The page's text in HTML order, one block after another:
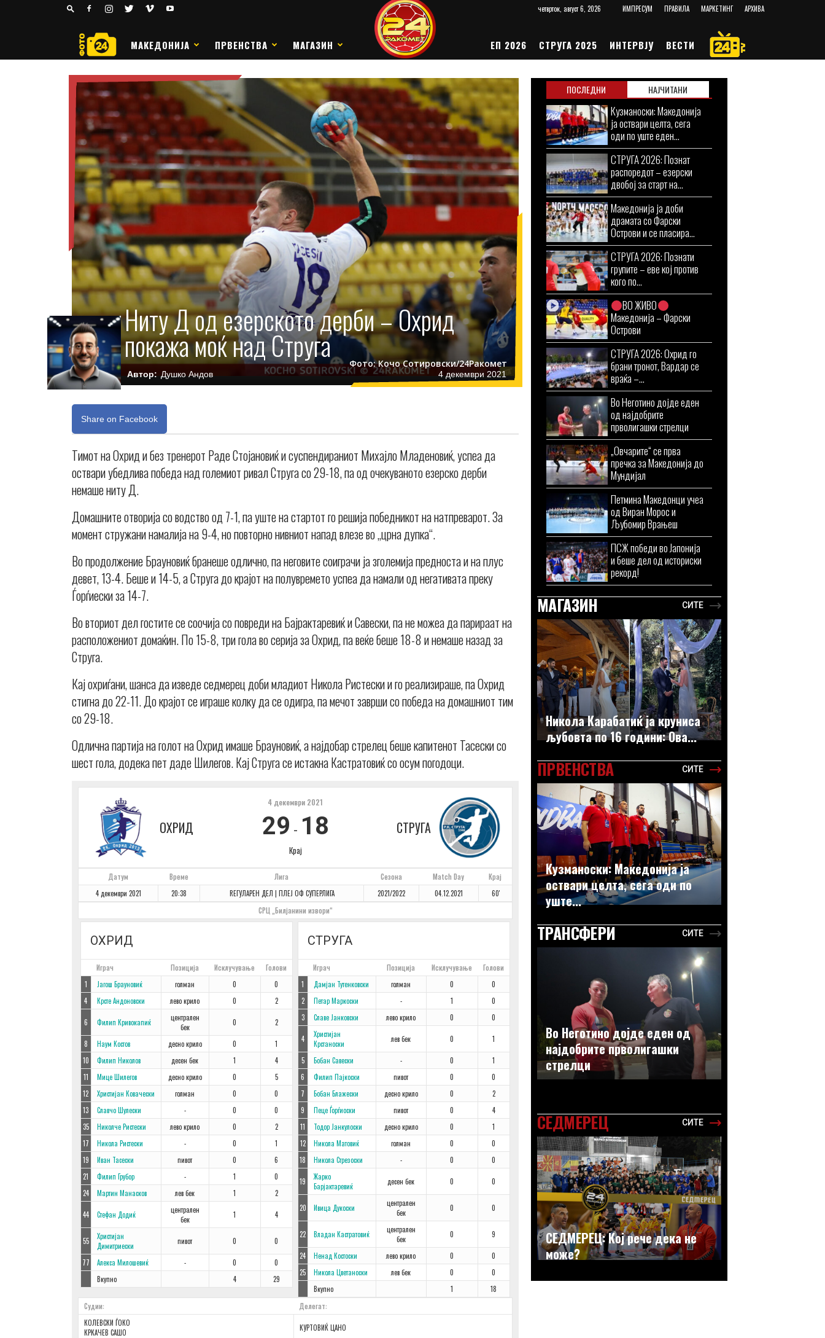
четврток, август 6, 2026 ИМПРЕСУМ ПРАВИЛА МАРКЕТИНГ АРХИВА
РАКОМЕТ
МАКЕДОНИЈА ПРВЕНСТВА МАГАЗИН ЕП 2026 СТРУГА 2025 ИНТЕРВЈУ ВЕСТИ
Ниту Д од езерското дерби – Охрид
покажа моќ над Струга
Автор: Душко Андов 4 декември 2021
Фото: Кочо Сотировски/24Ракомет
Share on Facebook
Тимот на Охрид и без тренерот Раде Стојановиќ и суспендираниот Михајло Младеновиќ, успеа да
оствари убедлива победа над големиот ривал Струга со 29-18, па од очекуваното езерско дерби
немаше ниту Д.
Домашните отворија со водство од 7-1, па уште на стартот го решија победникот на натпреварот. За
момент стружани намалија на 9-4, но повторно нивниот напад влезе во „црна дупка“.
Во продолжение Брауновиќ бранеше одлично, па неговите соиграчи ја зголемија предноста и на плус
девет, 13-4. Беше и 14-5, а Струга до крајот на полувремето успеа да намали од негативата преку
Ѓорѓиески за 14-7.
Во вториот дел гостите се соочија со повреди на Бајрактаревиќ и Савески, па не можеа да парираат на
расположениот домаќин. По 15-8, три гола во серија за Охрид, па веќе беше 18-8 и немаше назад за
Струга.
Кај охриѓани, шанса да изведе седмерец доби младиот Никола Ристески и го реализираше, па Охрид
стигна до 22-11. До крајот се играше колку да се одигра, па мечот заврши со победа на домашниот тим
со 29-18.
Одлична партија на голот на Охрид имаше Брауновиќ, а најдобар стрелец беше капитенот Тасески со
шест гола, додека пет даде Шилегов. Кај Струга се истакна Кастратовиќ со осум погодоци.
ОХРИД СТРУГА
4 декември 2021
29 - 18
Крај
Датум Време Лига Сезона Match Day
Крај
4 декември 2021
20:38 REГУЛАРЕН ДЕЛ | ПЛЕЈ ОФ СУПЕРЛИГА 2021/2022 04.12.2021
60'
СРЦ „Билјанини извори“
ОХРИД
Играч Позиција Исклучување
Голови
1
Јагош Брауновиќ голман 0
0
4
Крсте Андоновски лево крило 0 2
6 Филип Кривокапиќ
централен
бек
0 2
8 Наум Костов десно крило 0
1
10
Филип Николов десен бек 1
4
11
Мице Шилегов десно крило 0
5
12
Христијан Ковачески голман 0
0
13
Славчо Шулески - 0
0
35
Николче Ристески лево крило 0
2
17
Никола Ристески - 0
1
19
Иван Тасески пивот 0
6
21
Филип Грубор - 1
0
24
Мартин Манасков лев бек 1 2
44 Стефан Додиќ
централен
бек
1 4
55
Христијан
Димитриески
пивот 0 0
77 Алекса Милошевиќ - 0
0
Вкупно
4 29
СТРУГА
Играч Позиција Исклучување
Голови
1
Дамјан Тутенковски голман 0
0
2
Петар Маркоски - 1
0
3
Славе Јанковски лево крило 0 0
4
Христијан
Крстаноски
лев бек 0 1
5 Бобан Савески - 0
1
6
Филип Пајкоски пивот 0
0
7
Бобан Блажески десно крило 0
2
9
Пеце Ѓорѓиоски пивот 0
4
11
Тодор Јанкулоски десно крило 0
1
12
Никола Матовиќ голман 0
0
18
Никола Стрезоски - 0 0
19
Жарко
Барјактаревиќ
десен бек 0 0
20 Ивица Дукоски
централен
бек
0 0
22 Владан Кастратовиќ
централен
бек
0 9
24 Ненад Костоски лево крило 0
0
25
Никола Цветаноски лев бек 0
0
Вкупно
1
18
Судии:
Делегат:
КОЛЕВСКИ ЃОКО
КРКАЧЕВ САШО
КУРТОВИЌ ЦАНО
ПОСЛЕДНИ НАЈЧИТАНИ
Кузманоски: Македонија
ја оствари целта, сега
оди по уште еден...
СТРУГА 2026: Познат
распоредот – езерски
двобој за старт на...
Македонија ја доби
драмата со Фарски
Острови и се пласира...
СТРУГА 2026: Познати
групите – еве кој против
кого по...
ВО ЖИВО
Македонија – Фарски
Острови
СТРУГА 2026: Охрид го
брани тронот, Вардар се
враќа –...
Во Неготино дојде еден
од најдобрите
прволигашки стрелци
„Овчарите“ се прва
пречка за Македонија до
Мундијал
Петмина Македонци учеа
од Виран Морос и
Љубомир Врањеш
ПСЖ победи во Јапонија
и беше дел од историски
рекорд!
МАГАЗИН СИТЕ
Никола Карабатиќ ја круниса
љубовта по 16 години: Ова...
ПРВЕНСТВА СИТЕ
Кузманоски: Македонија ја
оствари целта, сега оди по
уште...
ТРАНСФЕРИ СИТЕ
Во Неготино дојде еден од
најдобрите прволигашки
стрелци
СЕДМЕРЕЦ СИТЕ
СЕДМЕРЕЦ: Кој рече дека не
може?